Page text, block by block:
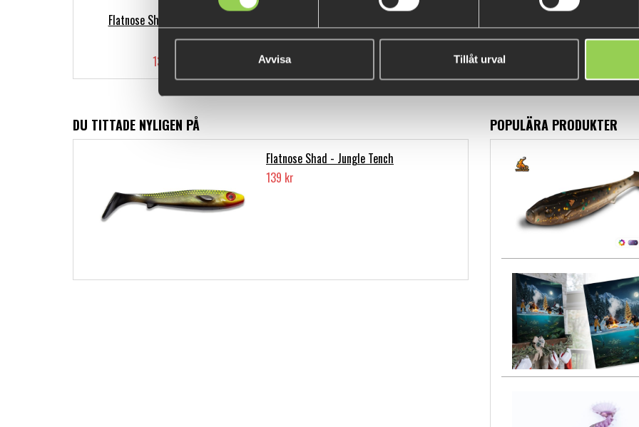
Avvisa Tillåt urval
Flatnose Shad är 19 cm lång
Flatnose Shad - Coregonus
139 kr
DU TITTADE NYLIGEN PÅ
Flatnose Shad - Jungle Tench
139 kr
POPULÄRA PRODUKTER